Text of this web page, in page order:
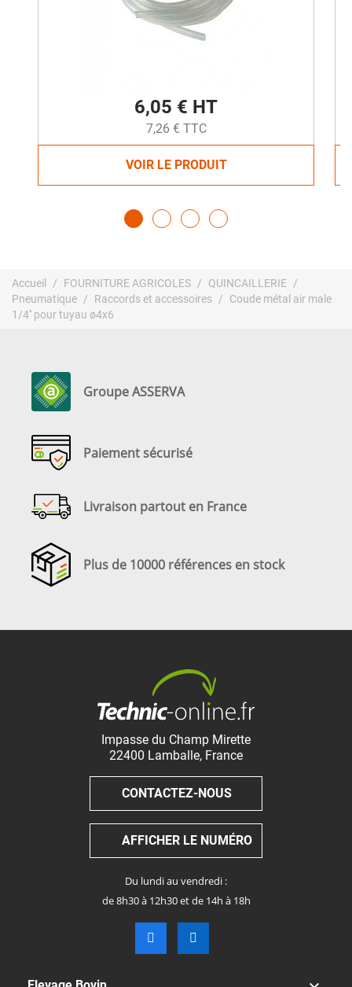
6,05 € HT
7,26 € TTC
VOIR LE PRODUIT
Accueil FOURNITURE AGRICOLES
QUINCAILLERIE
Pneumatique
Raccords et accessoires
Coude métal air male
1/4'' pour tuyau ø4x6
Groupe ASSERVA
Paiement sécurisé
Livraison partout en France
Plus de 10000 références en stock
Impasse du Champ Mirette
22400 Lamballe, France
CONTACTEZ-NOUS
AFFICHER LE NUMÉRO
Du lundi au vendredi :
de 8h30 à 12h30 et de 14h à 18h